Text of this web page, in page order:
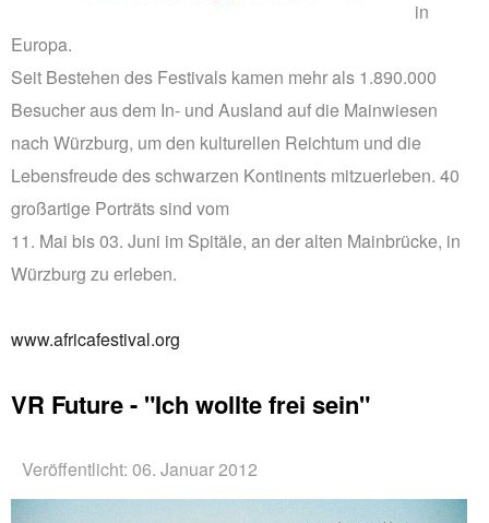
in
Europa.
Seit Bestehen des Festivals kamen mehr als 1.890.000
Besucher aus dem In- und Ausland auf die Mainwiesen
nach Würzburg, um den kulturellen Reichtum und die
Lebensfreude des schwarzen Kontinents mitzuerleben. 40
großartige Porträts sind vom
11. Mai bis 03. Juni im Spitäle, an der alten Mainbrücke, in
Würzburg zu erleben.
www.africafestival.org
VR Future - "Ich wollte frei sein"
Veröffentlicht: 06. Januar 2012